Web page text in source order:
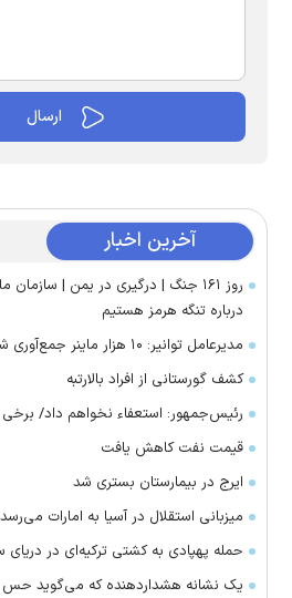
آخرین اخبار
روز ۱۶۱ جنگ | درگیری در یمن |
درباره تنگه هرمز هستیم
مدیرعامل توانیر: ۱۰ هزار ماینر جمع‌آوری شد
کشف گورستانی از افراد بالارتبه
رئیس‌جمهور: استعفاء نخواهم داد/
قیمت نفت کاهش یافت
ایرج در بیمارستان بستری شد
میزبانی استقلال در آسیا به امارات
حمله پهپادی به کشتی ترکیه‌ای در دریای
یک نشانه هشداردهنده که می‌گوید حس